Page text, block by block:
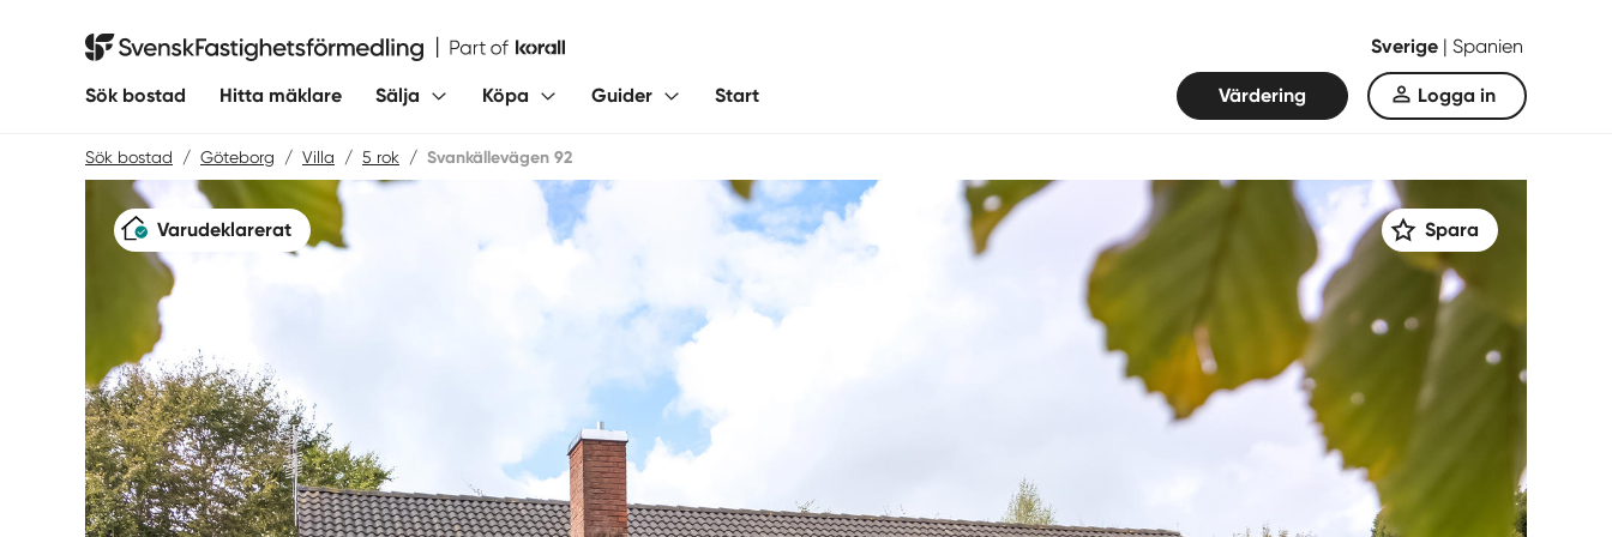
Svensk Fastighetsförmedling Sverige | Spanien
Sök bostad Hitta mäklare Sälja Köpa Guider Start Värdering Logga in
Sök bostad / Göteborg / Villa / 5 rok / Svankällevägen 92
Varudeklarerat Spara